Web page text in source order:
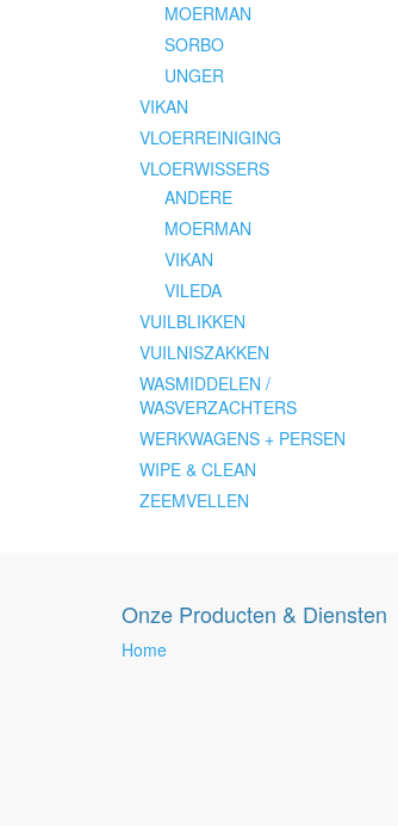
MOERMAN
SORBO
UNGER
VIKAN
VLOERREINIGING
VLOERWISSERS
ANDERE
MOERMAN
VIKAN
VILEDA
VUILBLIKKEN
VUILNISZAKKEN
WASMIDDELEN /
WASVERZACHTERS
WERKWAGENS + PERSEN
WIPE & CLEAN
ZEEMVELLEN
Onze Producten & Diensten
Home